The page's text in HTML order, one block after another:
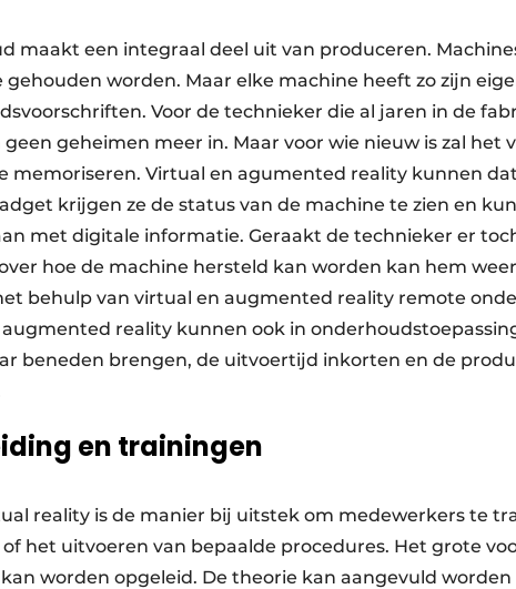
maakt een integraal deel uit van produceren.
gehouden worden. Maar elke machine heeft zo zijn
Voor de technieker die al jaren in de
geen geheimen meer in. Maar voor wie nieuw is zal het
memoriseren. Virtual en agumented reality kunnen
krijgen ze de status van de machine te zien en
met digitale informatie. Geraakt de technieker er
hoe de machine hersteld kan worden kan hem
behulp van virtual en augmented reality remote
reality kunnen ook in
beneden brengen, de uitvoertijd inkorten en de
en trainingen
reality is de manier bij uitstek om medewerkers te
het uitvoeren van bepaalde procedures. Het grote
worden opgeleid. De theorie kan aangevuld